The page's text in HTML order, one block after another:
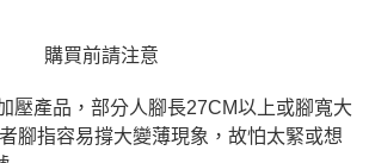
購買前請注意
壓產品，部分人腳長27CM以上或腳寬大
腳指容易撐大變薄現象，故怕太緊或想